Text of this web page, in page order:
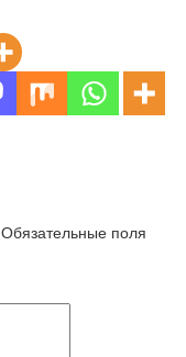
Обязательные поля